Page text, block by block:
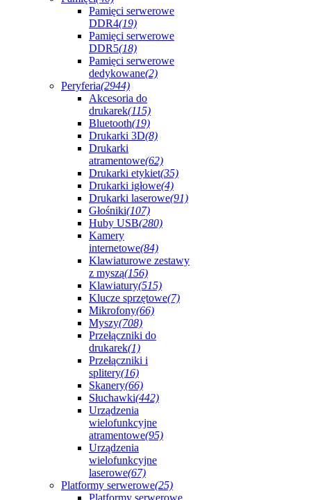
Pamięci serwerowe
DDR4(19)
Pamięci serwerowe
DDR5(18)
Pamięci serwerowe
dedykowane(2)
Peryferia(2944)
Akcesoria do
drukarek(115)
Bluetooth(19)
Drukarki 3D(8)
Drukarki
atramentowe(62)
Drukarki etykiet(35)
Drukarki igłowe(4)
Drukarki laserowe(91)
Głośniki(107)
Huby USB(280)
Kamery
internetowe(84)
Klawiaturowe zestawy
z myszą(156)
Klawiatury(515)
Klucze sprzętowe(7)
Mikrofony(66)
Myszy(708)
Przełączniki do
drukarek(1)
Przełączniki i
splitery(16)
Skanery(66)
Słuchawki(442)
Urządzenia
wielofunkcyjne
atramentowe(95)
Urządzenia
wielofunkcyjne
laserowe(67)
Platformy serwerowe(25)
Platformy serwerowe